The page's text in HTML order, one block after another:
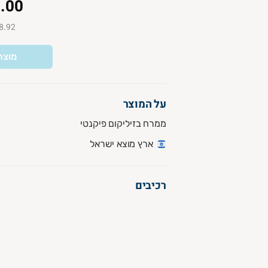
₪18.92
על המוצר
ממרח בזיליקום פיקנטי
ארץ מוצא ישראל
רכיבים